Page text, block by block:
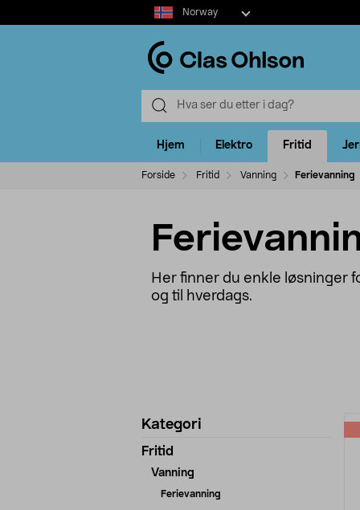
Select
market
Norway
Hjem Elektro Fritid
Forside Fritid Vanning Ferievanning
Her finner du enkle løsninger
og til hverdags.
Avgrens
produkter
Kategori
Fritid
Vanning
Ferievanning